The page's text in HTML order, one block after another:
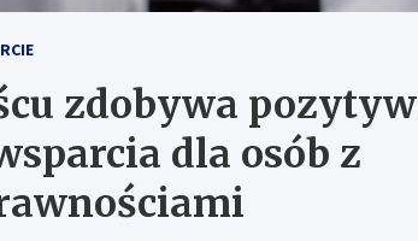
zdobywa
dla osób z